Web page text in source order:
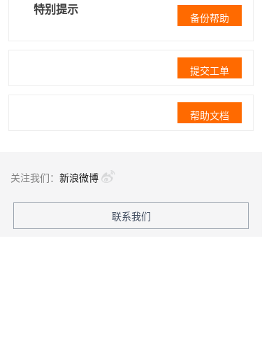
特别提示
备份帮助
提交工单
帮助文档